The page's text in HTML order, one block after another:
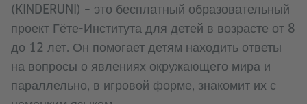
(KINDERUNI) – это бесплатный образовательный
проект Гёте-Института для детей в возрасте от 8
до 12 лет. Он помогает детям находить ответы
на вопросы о явлениях окружающего мира и
параллельно, в игровой форме, знакомит их с